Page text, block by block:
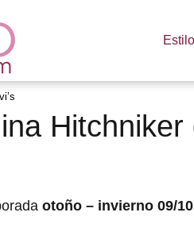
Hitchniker
otoño – invierno 09/10